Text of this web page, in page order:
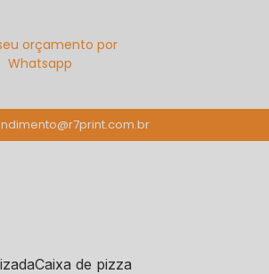
orçamento por
Whatsapp
caixa de pizza